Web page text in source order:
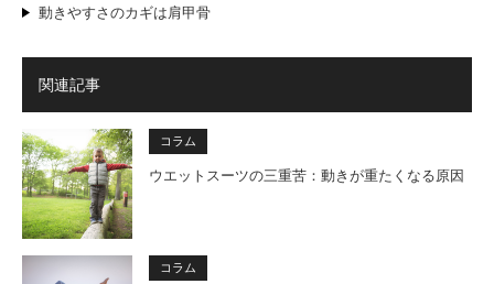
動きやすさのカギは肩甲骨
関連記事
コラム
ウエットスーツの三重苦：動きが重たくなる原因
コラム